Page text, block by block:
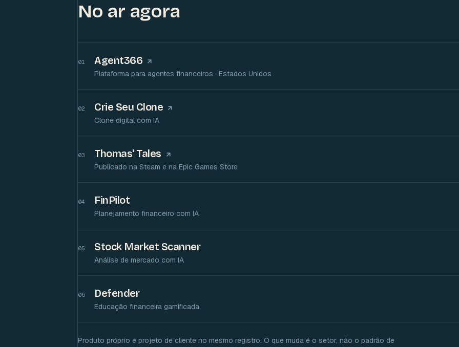
No ar agora
01 Agent366
Plataforma para agentes financeiros · Estados Unidos
02 Crie Seu Clone
Clone digital com IA
03 Thomas' Tales
Publicado na Steam e na Epic Games Store
04 FinPilot
Planejamento financeiro com IA
05 Stock Market Scanner
Análise de mercado com IA
06 Defender
Educação financeira gamificada
Produto próprio e projeto de cliente no mesmo registro. O que muda é o setor, não o padrão de